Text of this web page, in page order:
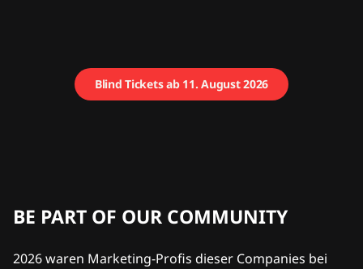
Blind Tickets ab 11. August 2026
BE PART OF OUR COMMUNITY
2026 waren Marketing-Profis dieser Companies bei